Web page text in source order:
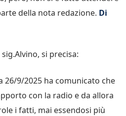
della nota redazione. Di
si precisa:
26/9/2025 ha comunicato che
con la radio e da allora
i fatti, mai essendosi più